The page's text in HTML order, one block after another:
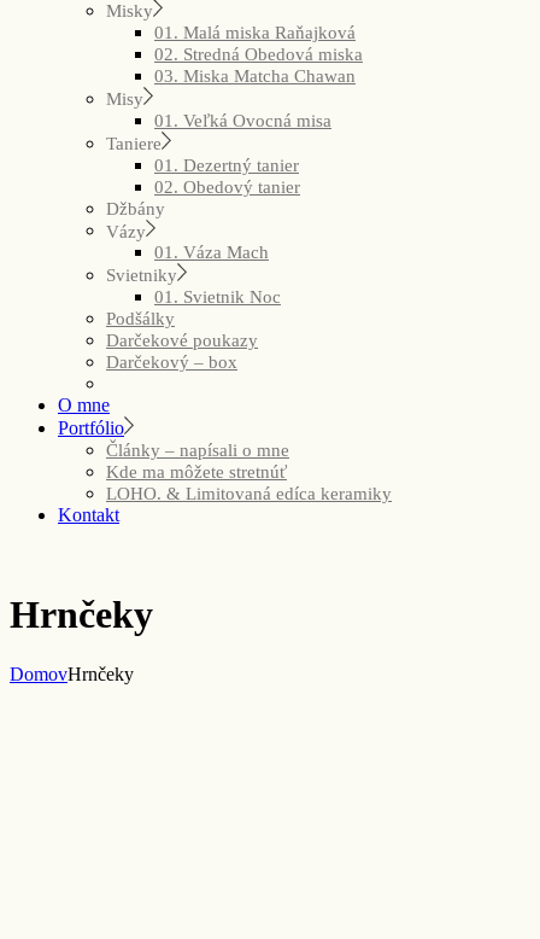
Misky
01. Malá miska Raňajková
02. Stredná Obedová miska
03. Miska Matcha Chawan
Misy
01. Veľká Ovocná misa
Taniere
01. Dezertný tanier
02. Obedový tanier
Džbány
Vázy
01. Váza Mach
Svietniky
01. Svietnik Noc
Podšálky
Darčekové poukazy
Darčekový – box
O mne
Portfólio
Články – napísali o mne
Kde ma môžete stretnúť
LOHO. & Limitovaná edíca keramiky
Kontakt
Hrnčeky
DomovHrnčeky